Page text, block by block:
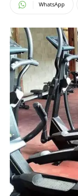
WhatsApp